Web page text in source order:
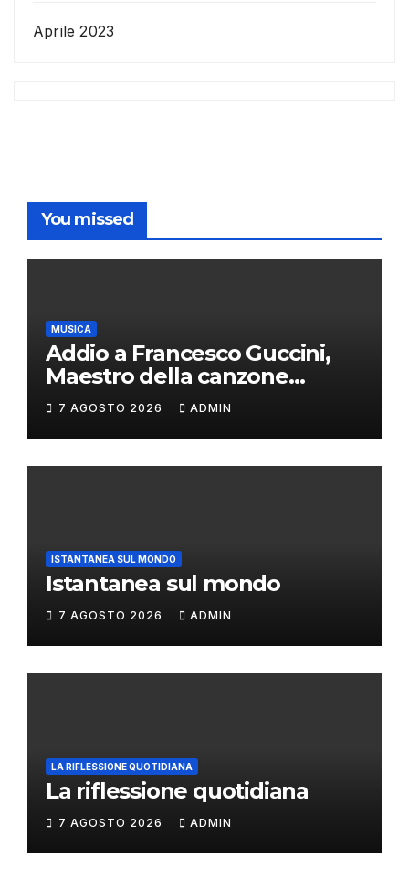
Aprile 2023
You missed
MUSICA
Addio a Francesco Guccini,
Maestro della canzone
d’autore
7 AGOSTO 2026 ADMIN
ISTANTANEA SUL MONDO
Istantanea sul mondo
7 AGOSTO 2026 ADMIN
LA RIFLESSIONE QUOTIDIANA
La riflessione quotidiana
7 AGOSTO 2026 ADMIN